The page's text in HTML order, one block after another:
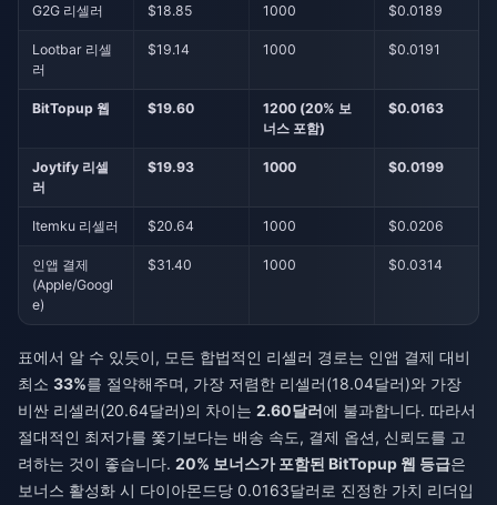
G2G 리셀러 $18.85 1000 $0.0189
Lootbar 리셀
러
$19.14 1000 $0.0191
BitTopup 웹 $19.60
1200 (20% 보
너스 포함)
$0.0163
Joytify 리셀
러
$19.93 1000 $0.0199
Itemku 리셀러 $20.64 1000 $0.0206
인앱 결제
(Apple/Googl
e)
$31.40 1000 $0.0314
표에서 알 수 있듯이, 모든 합법적인 리셀러 경로는 인앱 결제 대비
최소 33%를 절약해주며, 가장 저렴한 리셀러(18.04달러)와 가장
비싼 리셀러(20.64달러)의 차이는 2.60달러에 불과합니다. 따라서
절대적인 최저가를 쫓기보다는 배송 속도, 결제 옵션, 신뢰도를 고
려하는 것이 좋습니다. 20% 보너스가 포함된 BitTopup 웹 등급은
보너스 활성화 시 다이아몬드당 0.0163달러로 진정한 가치 리더입